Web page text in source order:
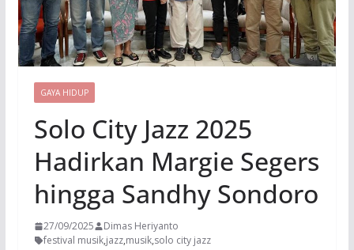
GAYA HIDUP
Solo City Jazz 2025
Hadirkan Margie Segers
hingga Sandhy Sondoro
27/09/2025
Dimas Heriyanto
festival musik,jazz,musik,solo city jazz